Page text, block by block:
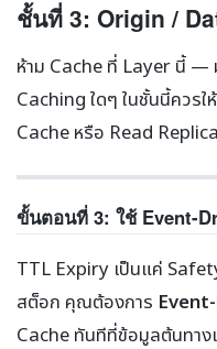
ชั้นที่ 3: Origin /
ห้าม Cache ที่ Layer นี้
Caching ใดๆ ในชั้นนี้ควร
Cache หรือ Read
ขั้นตอนที่ 3: ใช้ Event-
TTL Expiry เป็นแค่
สต็อก คุณต้องการ
Cache ทันทีที่ข้อมูลต้นทาง